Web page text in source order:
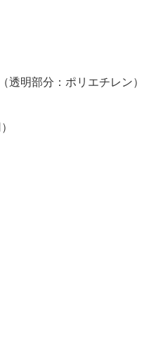
透明部分：ポリエチレン）